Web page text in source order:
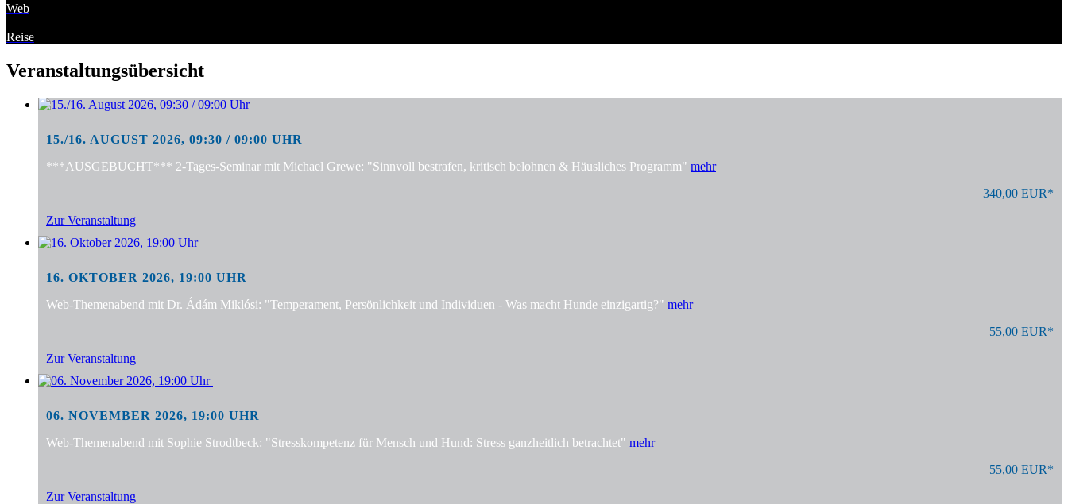
Web
Reise
Veranstaltungsübersicht
15./16. AUGUST 2026, 09:30 / 09:00 UHR
***AUSGEBUCHT*** 2-Tages-Seminar mit Michael Grewe: "Sinnvoll bestrafen, kritisch belohnen & Häusliches Programm" mehr
340,00 EUR*
Zur Veranstaltung
16. OKTOBER 2026, 19:00 UHR
Web-Themenabend mit Dr. Ádám Miklósi: "Temperament, Persönlichkeit und Individuen - Was macht Hunde einzigartig?" mehr
55,00 EUR*
Zur Veranstaltung
06. NOVEMBER 2026, 19:00 UHR
Web-Themenabend mit Sophie Strodtbeck: "Stresskompetenz für Mensch und Hund: Stress ganzheitlich betrachtet" mehr
55,00 EUR*
Zur Veranstaltung